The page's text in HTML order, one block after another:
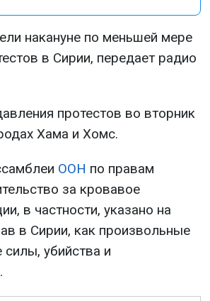
накануне по меньшей мере
в Сирии, передает радио
протестов во вторник
Хама и Хомс.
ООН по правам
за кровавое
в частности, указано на
в Сирии, как произвольные
силы, убийства и